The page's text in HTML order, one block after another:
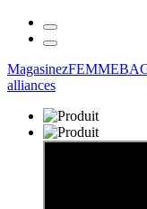
MagasinezFEMME
alliances